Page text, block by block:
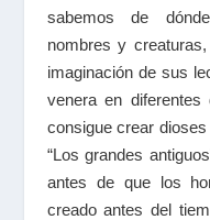
sabemos de
nombres y
imaginación de sus
venera en
consigue crear
“Los grandes
antes de que los
creado antes del